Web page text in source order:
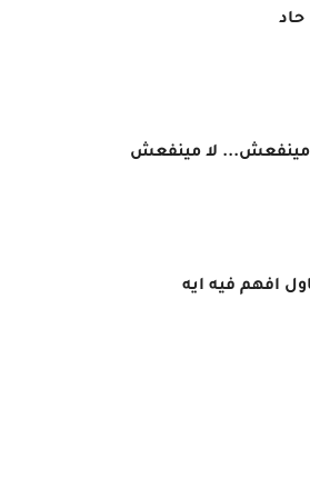
مينفعش... لا مينفعش
افهم فيه ايه